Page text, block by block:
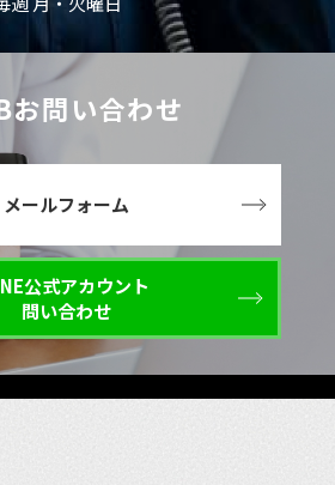
お問い合わせ
メールフォーム
公式アカウント
問い合わせ